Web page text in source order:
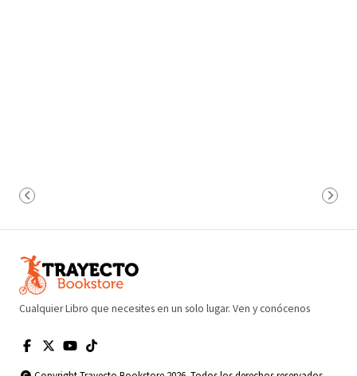
Cualquier Libro que necesites en un solo lugar. Ven y conócenos